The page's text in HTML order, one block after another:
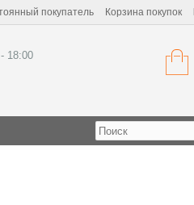
покупатель Корзина покупок
18:00